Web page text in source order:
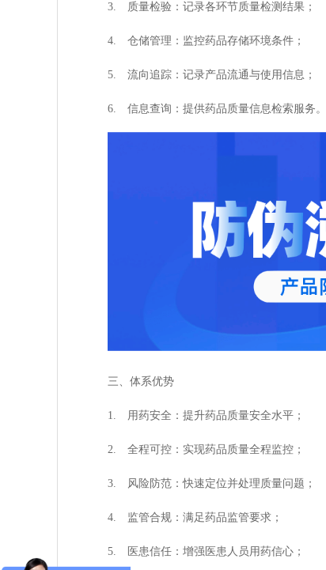
3. 质量检验：记录各环节质量检测结果；
4. 仓储管理：监控药品存储环境条件；
5. 流向追踪：记录产品流通与使用信息；
6. 信息查询：提供药品质量信息检索服务。
三、体系优势
1. 用药安全：提升药品质量安全水平；
2. 全程可控：实现药品质量全程监控；
3. 风险防范：快速定位并处理质量问题；
4. 监管合规：满足药品监管要求；
5. 医患信任：增强医患人员用药信心；